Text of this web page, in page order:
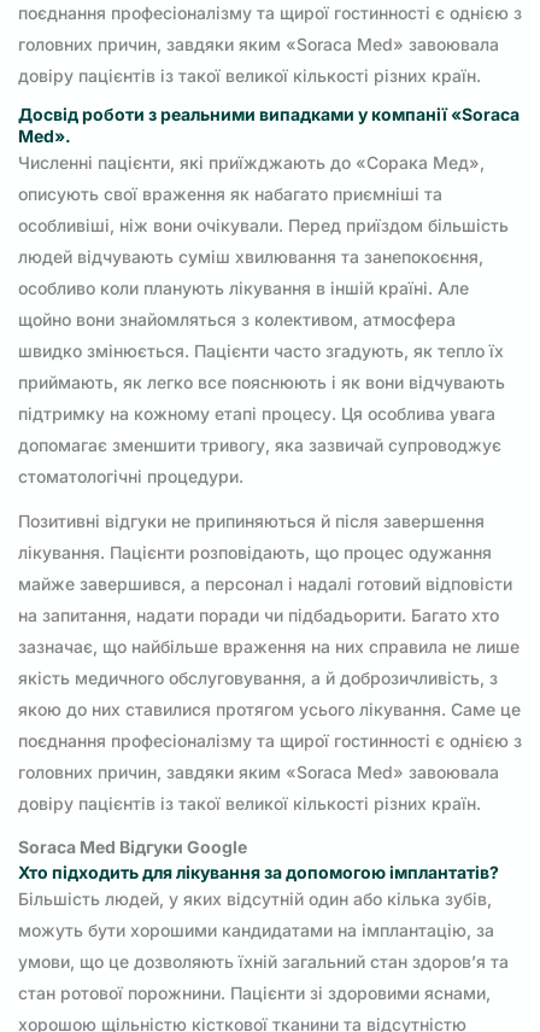
поєднання професіоналізму та щирої гостинності є однією з
головних причин, завдяки яким «Soraca Med» завоювала
довіру пацієнтів із такої великої кількості різних країн.
Досвід роботи з реальними випадками у компанії «Soraca
Med».
Численні пацієнти, які приїжджають до «Сорака Мед»,
описують свої враження як набагато приємніші та
особливіші, ніж вони очікували. Перед приїздом більшість
людей відчувають суміш хвилювання та занепокоєння,
особливо коли планують лікування в іншій країні. Але
щойно вони знайомляться з колективом, атмосфера
швидко змінюється. Пацієнти часто згадують, як тепло їх
приймають, як легко все пояснюють і як вони відчувають
підтримку на кожному етапі процесу. Ця особлива увага
допомагає зменшити тривогу, яка зазвичай супроводжує
стоматологічні процедури.
Позитивні відгуки не припиняються й після завершення
лікування. Пацієнти розповідають, що процес одужання
майже завершився, а персонал і надалі готовий відповісти
на запитання, надати поради чи підбадьорити. Багато хто
зазначає, що найбільше враження на них справила не лише
якість медичного обслуговування, а й доброзичливість, з
якою до них ставилися протягом усього лікування. Саме це
поєднання професіоналізму та щирої гостинності є однією з
головних причин, завдяки яким «Soraca Med» завоювала
довіру пацієнтів із такої великої кількості різних країн.
Soraca Med Відгуки Google
Хто підходить для лікування за допомогою імплантатів?
Більшість людей, у яких відсутній один або кілька зубів,
можуть бути хорошими кандидатами на імплантацію, за
умови, що це дозволяють їхній загальний стан здоров’я та
стан ротової порожнини. Пацієнти зі здоровими яснами,
хорошою щільністю кісткової тканини та відсутністю